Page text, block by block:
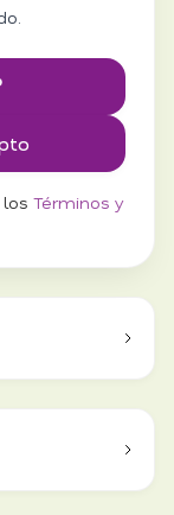
Términos y